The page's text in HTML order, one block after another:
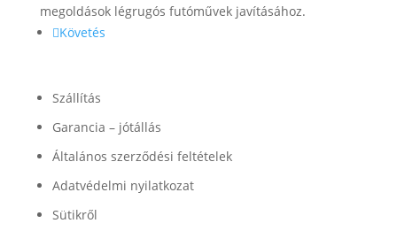
megoldások légrugós futóművek javításához.
Követés
Szállítás
Garancia – jótállás
Általános szerződési feltételek
Adatvédelmi nyilatkozat
Sütikről